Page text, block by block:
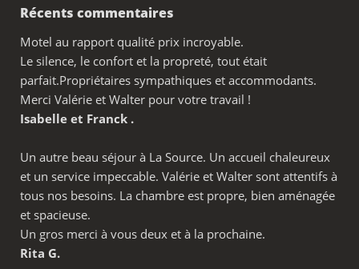
Récents commentaires
Motel au rapport qualité prix incroyable.
Le silence, le confort et la propreté, tout était
parfait.Propriétaires sympathiques et accommodants.
Merci Valérie et Walter pour votre travail !
Isabelle et Franck .
Un autre beau séjour à La Source. Un accueil chaleureux
et un service impeccable. Valérie et Walter sont attentifs à
tous nos besoins. La chambre est propre, bien aménagée
et spacieuse.
Un gros merci à vous deux et à la prochaine.
Rita G.